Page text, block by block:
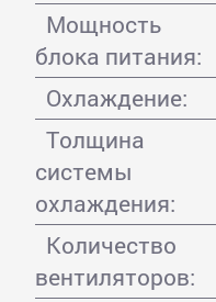
Мощность
блока питания:
Охлаждение:
Толщина
системы
охлаждения:
Количество
вентиляторов: